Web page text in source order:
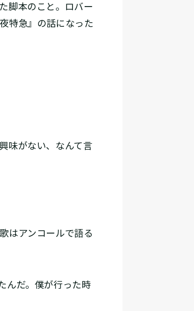
脚本のこと。ロバー
特急』の話になった
味がない、なんて言
はアンコールで語る
んだ。僕が行った時